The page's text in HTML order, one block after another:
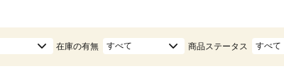
在庫の有無 すべて 商品ステータス すべて